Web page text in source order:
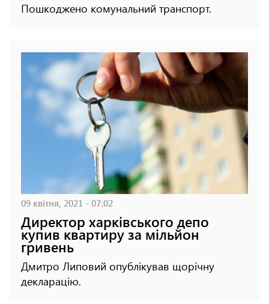
Пошкоджено комунальний транспорт.
09 квітня, 2021 - 07:02
Директор харківського депо
купив квартиру за мільйон
гривень
Дмитро Липовий опублікував щорічну
декларацію.